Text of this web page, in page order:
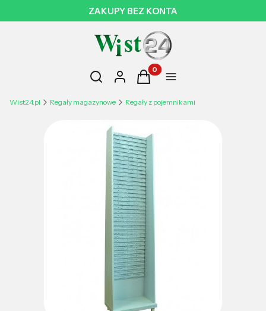
ZAKUPY BEZ KONTA
Otwórz wyszukiwarkę
Szukaj Zaloguj sięProdukty w koszyku: 0.
KoszykMenu
Wist24.pl Regały magazynowe Regały z pojemnikami